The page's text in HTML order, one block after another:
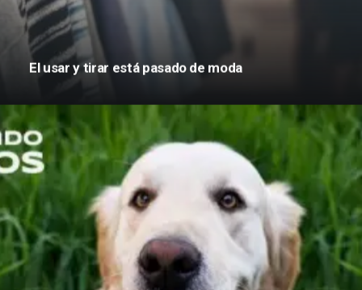
El usar y tirar está pasado de moda